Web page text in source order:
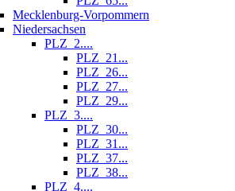
Mecklenburg-Vorpommern
Niedersachsen
PLZ_2....
PLZ_21...
PLZ_26...
PLZ_27...
PLZ_29...
PLZ_3....
PLZ_30...
PLZ_31...
PLZ_37...
PLZ_38...
PLZ_4....